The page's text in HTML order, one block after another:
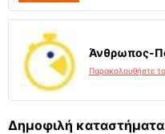
Άνθρωπος-
Παρακολουθήστε
Δημοφιλή καταστήματα